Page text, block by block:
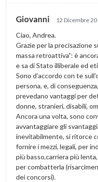
Giovanni 12 Dicembre
Ciao, Andrea.
Grazie per la precisazione
massa retroattiva”: è
e sa di Stato illiberale ed
Sono d’accordo con te
persona, e, di
prevedano vantaggi per
donne, stranieri, disabili,
Ancora una volta, sono
avvantaggiare gli
inevitabilmente, si ritorce
fornire i mezzi, legali, per
più basso,carriera più
per combatterla
dei concorsi).